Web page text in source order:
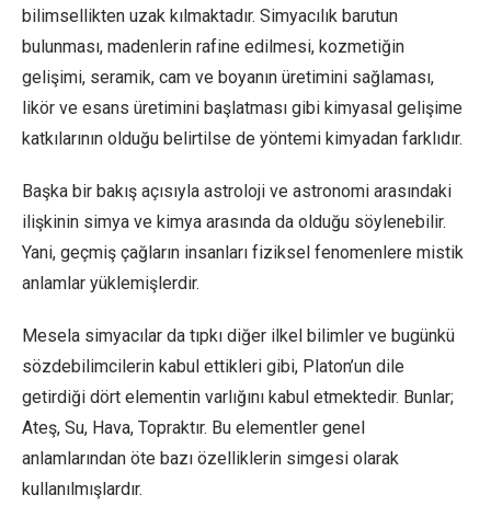
bilimsellikten uzak kılmaktadır. Simyacılık barutun
bulunması, madenlerin rafine edilmesi, kozmetiğin
gelişimi, seramik, cam ve boyanın üretimini sağlaması,
likör ve esans üretimini başlatması gibi kimyasal gelişime
katkılarının olduğu belirtilse de yöntemi kimyadan farklıdır.
Başka bir bakış açısıyla astroloji ve astronomi arasındaki
ilişkinin simya ve kimya arasında da olduğu söylenebilir.
Yani, geçmiş çağların insanları fiziksel fenomenlere mistik
anlamlar yüklemişlerdir.
Mesela simyacılar da tıpkı diğer ilkel bilimler ve bugünkü
sözdebilimcilerin kabul ettikleri gibi, Platon’un dile
getirdiği dört elementin varlığını kabul etmektedir. Bunlar;
Ateş, Su, Hava, Topraktır. Bu elementler genel
anlamlarından öte bazı özelliklerin simgesi olarak
kullanılmışlardır.